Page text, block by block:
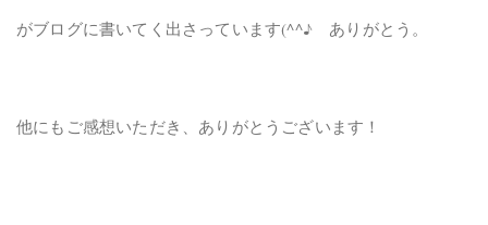
がブログに書いてく出さっています(^^♪ ありがとう。
他にもご感想いただき、ありがとうございます！